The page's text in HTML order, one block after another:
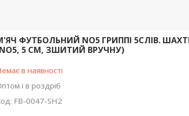
ФУТБОЛЬНИЙ NO5 ГРИППІ 5СЛІВ.
5 СМ, ЗШИТИЙ ВРУЧНУ)
в наявності
і в роздріб
FB-0047-SH2